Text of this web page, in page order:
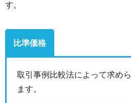
す。
比準価格
取引事例比較法によって求め
ます。